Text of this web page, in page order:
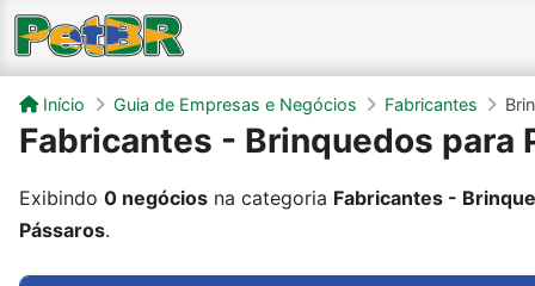
Início Guia de Empresas e Negócios Fabricantes
Fabricantes - Brinquedos para
Exibindo 0 negócios na categoria Fabricantes -
Pássaros.